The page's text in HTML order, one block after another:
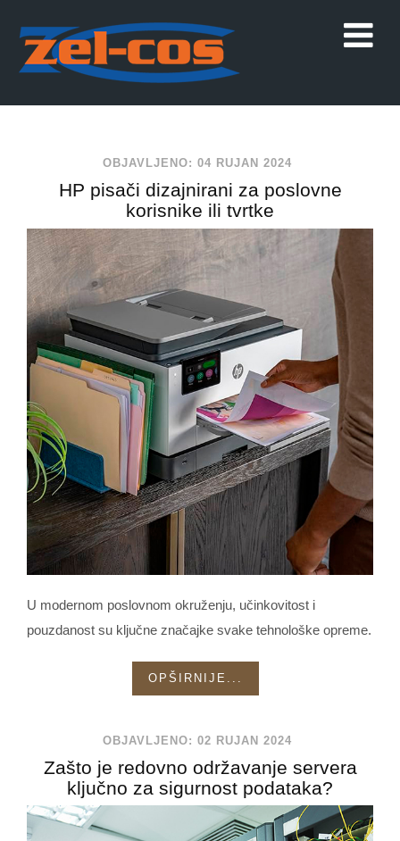
OBJAVLJENO: 04 RUJAN 2024
HP pisači dizajnirani za poslovne
korisnike ili tvrtke
U modernom poslovnom okruženju, učinkovitost i
pouzdanost su ključne značajke svake tehnološke opreme.
OPŠIRNIJE...
OBJAVLJENO: 02 RUJAN 2024
Zašto je redovno održavanje servera
ključno za sigurnost podataka?